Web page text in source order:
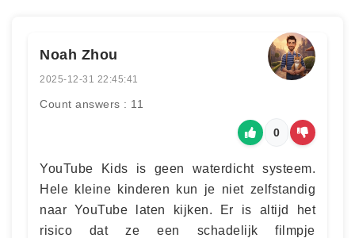
Noah Zhou
2025-12-31 22:45:41
Count answers : 11
0
YouTube Kids is geen waterdicht systeem.
Hele kleine kinderen kun je niet zelfstandig
naar YouTube laten kijken. Er is altijd het
risico dat ze een schadelijk filmpje